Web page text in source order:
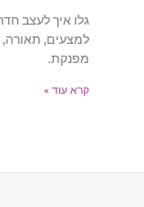
גלו איך לעצב
למצעים, תאורה,
מפנקת.
קרא עוד »